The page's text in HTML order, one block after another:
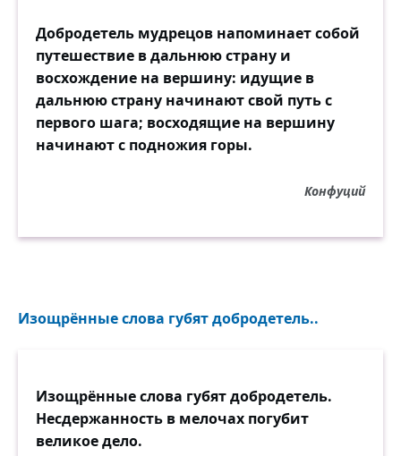
Добродетель мудрецов напоминает собой
путешествие в дальнюю страну и
восхождение на вершину: идущие в
дальнюю страну начинают свой путь с
первого шага; восходящие на вершину
начинают с подножия горы.
Конфуций
Изощрённые слова губят добродетель..
Изощрённые слова губят добродетель.
Несдержанность в мелочах погубит
великое дело.